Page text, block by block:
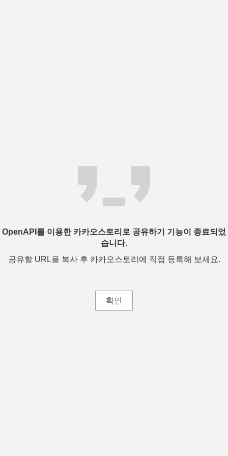
OpenAPI를 이용한 카카오스토리로 공유하기 기능이 종료되었
습니다.
공유할 URL을 복사 후 카카오스토리에 직접 등록해 보세요.
확인